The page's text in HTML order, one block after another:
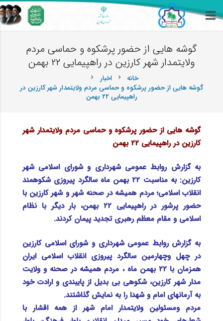
گوشه هایی از حضور پرشکوه و حماسی مردم
ولایتمدار شهر کارزین در راهپیمایی ۲۲ بهمن
خانه chevron_right اخبار chevron_right
گوشه هایی از حضور پرشکوه و حماسی مردم ولایتمدار شهر کارزین در
راهپیمایی ۲۲ بهمن
گوشه هایی از حضور پرشکوه و حماسی مردم ولایتمدار شهر
کارزین در راهپیمایی ۲۲ بهمن
به گزارش روابط عمومی شهرداری و شورای اسلامی شهر
کارزین: به مناسبت ۲۲ بهمن ماه سالگرد پیروزی شکوهمند
انقلاب اسلامی؛ مردم همیشه در صحنه شهر و شهر کارزین با
حضور پرشور در راهپیمایی ۲۲ بهمن، بار دیگر با نظام
اسلامی و مقام معظم رهبری تجدید پیمان کردند.
به گزارش روابط عمومی شهرداری و شورای اسلامی کارزین
در چهل وچهارمین سالگرد پیروزی انقلاب اسلامی ایران
همزمان با ٢٢ بهمن ماه ، مردم همیشه در صحنه و ولایت
مدار شهر کارزین، شکوهی بی بدیل از پایبندی و ارادت خود
به آرمانهای امام و شهدا را به نمایش گذاشتند.
مردم ومسئولین ولایتمدار امام شهر از همه اقشار با